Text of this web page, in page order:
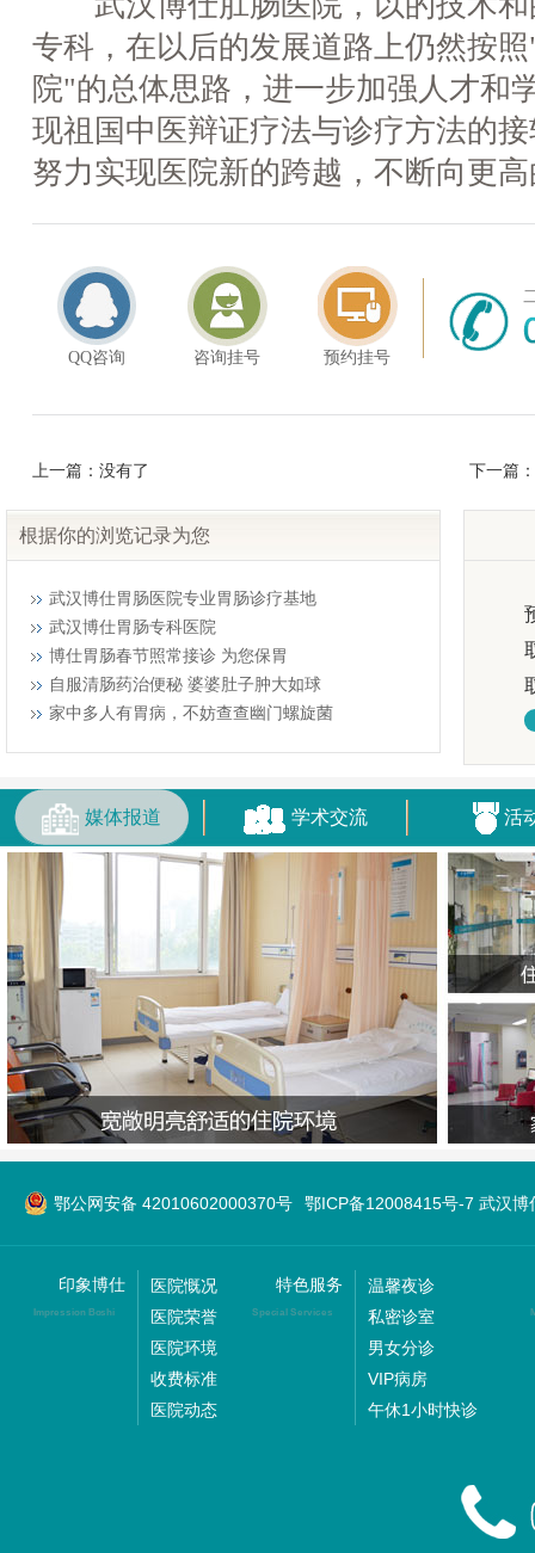
专科，在以后的发展道路上仍然按
院"的总体思路，进一步加强人才和
现祖国中医辩证疗法与诊疗方法的
努力实现医院新的跨越，不断向更
QQ咨询 咨询挂号 预约挂号
上一篇：没有了 下一篇：
根据你的浏览记录为您
武汉博仕胃肠医院专业胃肠诊疗基地
武汉博仕胃肠专科医院
博仕胃肠春节照常接诊 为您保胃
自服清肠药治便秘 婆婆肚子肿大如球
家中多人有胃病，不妨查查幽门螺旋菌
媒体报道 学术交流 活
鄂公网安备 42010602000370号 鄂ICP备12008415号-7 武汉博
印象博仕
Impression Boshi
医院慨况
医院荣誉
医院环境
收费标准
医院动态
特色服务
Special Services
温馨夜诊
私密诊室
男女分诊
VIP病房
午休1小时快诊